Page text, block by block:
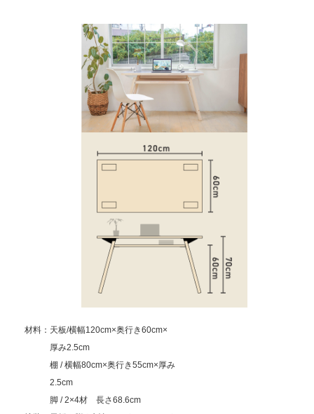
材料：天板/横幅120cm×奥行き60cm×
厚み2.5cm
棚 / 横幅80cm×奥行き55cm×厚み
2.5cm
脚 / 2×4材 長さ68.6cm